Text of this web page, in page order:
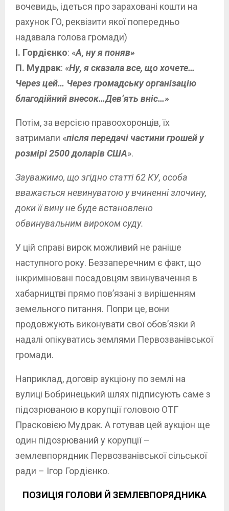
вочевидь, ідеться про зараховані кошти на
рахунок ГО, реквізити якої попередньо
надавала голова громади)
І. Гордієнко: «А, ну я поняв»
П. Мудрак: «Ну, я сказала все, що хочете…
Через цей… Через громадську організацію
благодійний внесок…Дев’ять вніс…»
Пoтім, за версією правоохоронців, їх
затримали «після передачі частини грoшей у
розмірі 2500 доларів США».
Зауважимо, що згідно статті 62 КУ, особа
вважається невинуватою у вчиненні злочину,
доки її вину не буде встановлено
обвинувальним вироком суду.
У цій справі вирок можливий не раніше
наступного року. Беззаперечним є факт, що
інкриміновані посадовцям звинувачення в
хабарництві прямо пов’язані з вирішенням
земельного питання. Попри це, вони
продовжують виконувати свої обов’язки й
надалі опікуватись землями Первозванівської
громади.
Наприклад, договір аукціону по землі на
вулиці Бобринецький шлях підписують саме з
підозрюваною в корупції головою ОТГ
Прасковією Мудрак. А готував цей аукціон ще
один підозрюваний у корупції –
землевпорядник Первозванівської сільської
ради – Ігор Гордієнко.
ПОЗИЦІЯ ГОЛОВИ Й ЗЕМЛЕВПОРЯДНИКА